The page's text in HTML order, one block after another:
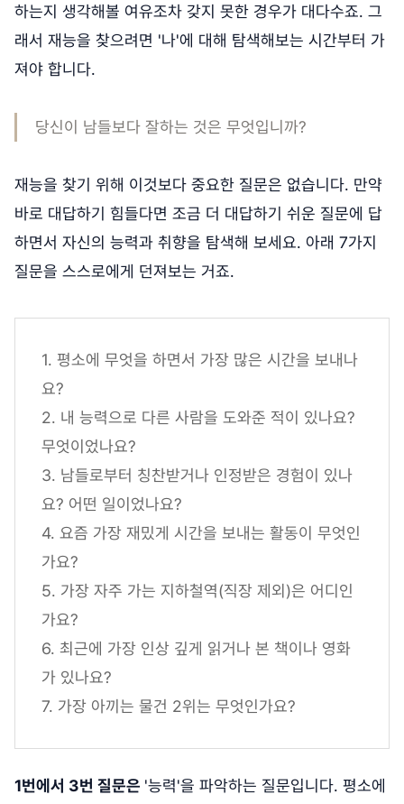
하는지 생각해볼 여유조차 갖지 못한 경우가 대다수죠. 그
래서 재능을 찾으려면 '나'에 대해 탐색해보는 시간부터 가
져야 합니다.
당신이 남들보다 잘하는 것은 무엇입니까?
재능을 찾기 위해 이것보다 중요한 질문은 없습니다. 만약
바로 대답하기 힘들다면 조금 더 대답하기 쉬운 질문에 답
하면서 자신의 능력과 취향을 탐색해 보세요. 아래 7가지
질문을 스스로에게 던져보는 거죠.
1. 평소에 무엇을 하면서 가장 많은 시간을 보내나
요?
2. 내 능력으로 다른 사람을 도와준 적이 있나요?
무엇이었나요?
3. 남들로부터 칭찬받거나 인정받은 경험이 있나
요? 어떤 일이었나요?
4. 요즘 가장 재밌게 시간을 보내는 활동이 무엇인
가요?
5. 가장 자주 가는 지하철역(직장 제외)은 어디인
가요?
6. 최근에 가장 인상 깊게 읽거나 본 책이나 영화
가 있나요?
7. 가장 아끼는 물건 2위는 무엇인가요?
1번에서 3번 질문은 '능력'을 파악하는 질문입니다. 평소에